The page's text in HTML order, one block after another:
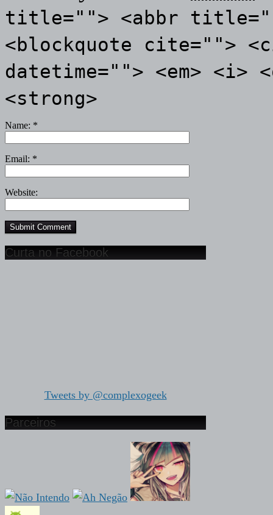
title=""> <abbr
<blockquote cite="">
datetime=""> <em> <i>
<strong>
Name: *
Email: *
Website:
Curta no Facebook
Tweets by @complexogeek
Parceiros